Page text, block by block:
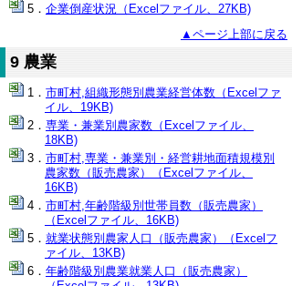
企業倒産状況（Excelファイル、27KB)
▲ページ上部に戻る
9 農業
市町村,組織形態別農業経営体数（Excelファ
イル、19KB)
専業・兼業別農家数（Excelファイル、
18KB)
市町村,専業・兼業別・経営耕地面積規模別
農家数（販売農家）（Excelファイル、
16KB)
市町村,年齢階級別世帯員数（販売農家）
（Excelファイル、16KB)
就業状態別農家人口（販売農家）（Excelフ
ァイル、13KB)
年齢階級別農業就業人口（販売農家）